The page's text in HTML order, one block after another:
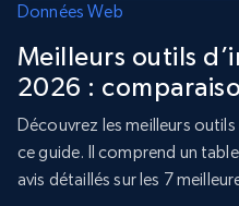
Données Web
Meilleurs outils
2026 :
Découvrez les meilleurs
ce guide. Il comprend un
avis détaillés sur les 7